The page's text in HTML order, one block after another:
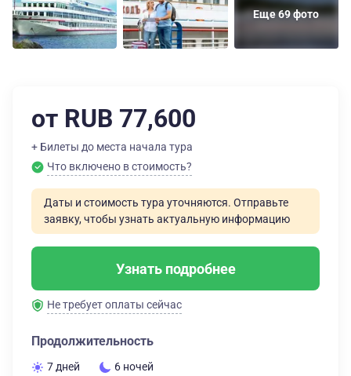
Еще 69 фото
от RUB 77,600
+ Билеты до места начала тура
Что включено в стоимость?
Даты и стоимость тура уточняются. Отправьте
заявку, чтобы узнать актуальную информацию
Узнать подробнее
Не требует оплаты сейчас
Продолжительность
7 дней 6 ночей